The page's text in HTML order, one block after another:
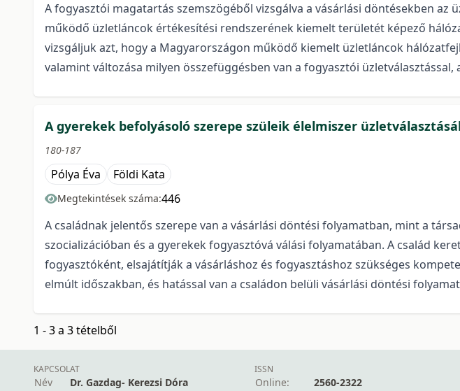
A fogyasztói magatartás szemszögéből vizsgálva a vásárlási döntésekben az
működő üzletláncok értékesítési rendszerének kiemelt területét képező
vizsgáljuk azt, hogy a Magyarországon működő kiemelt üzletláncok
valamint változása milyen összefüggésben van a fogyasztói
A gyerekek befolyásoló szerepe szüleik élelmiszer
180-187
Pólya Éva Földi Kata
Megtekintések száma:446
A családnak jelentős szerepe van a vásárlási döntési folyamatban, mint a
szocializációban és a gyerekek fogyasztóvá válási folyamatában. A család
fogyasztóként, elsajátítják a vásárláshoz és fogyasztáshoz szükséges
elmúlt időszakban, és hatással van a családon belüli vásárlási döntési
1 - 3 a 3 tételből
KAPCSOLAT
Név Dr. Gazdag- Kerezsi Dóra
ISSN
Online: 2560-2322